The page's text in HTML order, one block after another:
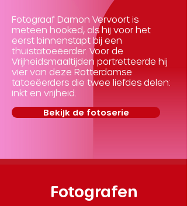
Fotograaf Damon Vervoort is
meteen hooked, als hij voor het
eerst binnenstapt bij een
thuistatoeëerder. Voor de
Vrijheidsmaaltijden portretteerde hij
vier van deze Rotterdamse
tatoeëerders die twee liefdes delen:
inkt en vrijheid.
Bekijk de fotoserie
Fotografen